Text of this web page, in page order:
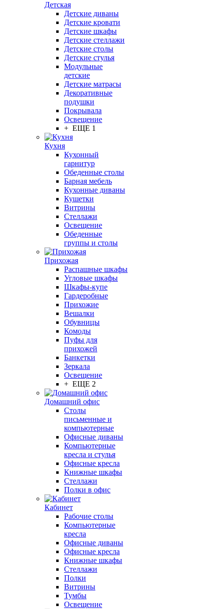
Детская
Детские диваны
Детские кровати
Детские шкафы
Детские стеллажи
Детские столы
Детские стулья
Модульные
детские
Детские матрасы
Декоративные
подушки
Покрывала
Освещение
+ ЕЩЕ 1
Кухня
Кухонный
гарнитур
Обеденные столы
Барная мебель
Кухонные диваны
Кушетки
Витрины
Стеллажи
Освещение
Обеденные
группы и столы
Прихожая
Распашные шкафы
Угловые шкафы
Шкафы-купе
Гардеробные
Прихожие
Вешалки
Обувницы
Комоды
Пуфы для
прихожей
Банкетки
Зеркала
Освещение
+ ЕЩЕ 2
Домашний офис
Столы
письменные и
компьютерные
Офисные диваны
Компьютерные
кресла и стулья
Офисные кресла
Книжные шкафы
Стеллажи
Полки в офис
Кабинет
Рабочие столы
Компьютерные
кресла
Офисные диваны
Офисные кресла
Книжные шкафы
Стеллажи
Полки
Витрины
Тумбы
Освещение